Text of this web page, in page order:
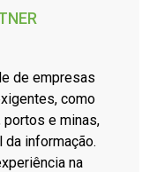
de empresas
como
e minas,
informação.
na